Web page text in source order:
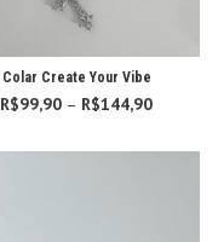
Colar Create Your Vibe
R$99,90 – R$144,90
R$99,90